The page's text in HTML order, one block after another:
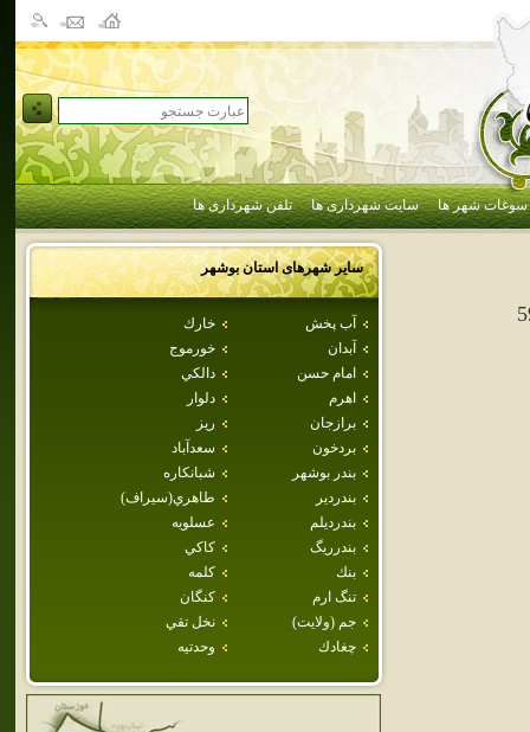
سوغات شهر ها سایت شهرداری ها تلفن شهرداری ها
سایر شهرهای استانبوشهر
آب پخش
خارك
آبدان
خورموج
امام حسن
دالكي
اهرم
دلوار
برازجان
ريز
بردخون
سعدآباد
بندر بوشهر
شبانكاره
بندردير
طاهري(سيراف)
بندرديلم
عسلويه
بندرريگ
كاكي
بنك
كلمه
تنگ ارم
كنگان
جم (ولايت)
نخل تقي
چغادك
وحدتيه